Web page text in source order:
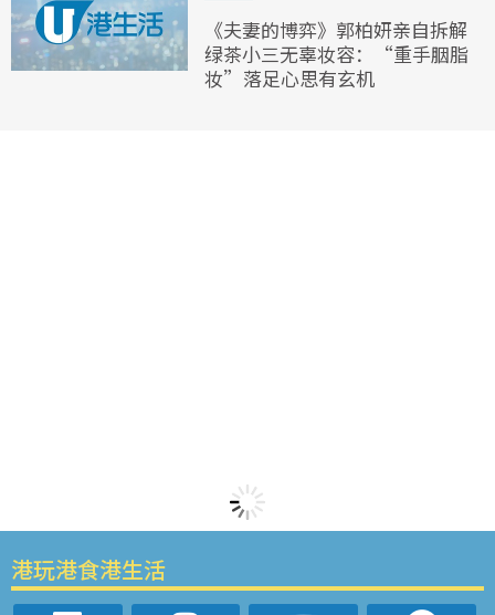
《夫妻的博弈》郭柏妍亲自拆解
绿茶小三无辜妆容：“重手胭脂
妆”落足心思有玄机
港玩港食港生活